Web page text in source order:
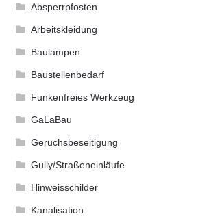
Absperrpfosten
Arbeitskleidung
Baulampen
Baustellenbedarf
Funkenfreies Werkzeug
GaLaBau
Geruchsbeseitigung
Gully/Straßeneinläufe
Hinweisschilder
Kanalisation